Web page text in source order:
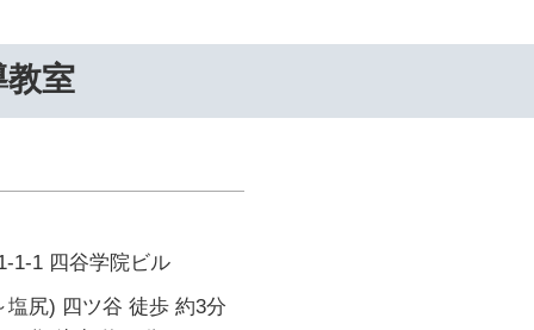
教室
1-1 四谷学院ビル
塩尻) 四ツ谷 徒歩 約3分